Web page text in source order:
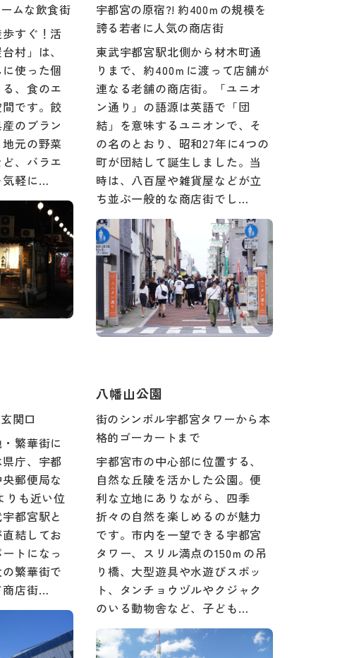
ムな飲食街
すぐ！活
村」は、
使った個
、食のエ
です。餃
のブラン
元の野菜
、バラエ
気軽に…
宇都宮の原宿?! 約400ｍの規模を
誇る若者に人気の商店街
東武宇都宮駅北側から材木町通
りまで、約400ｍに渡って店舗が
連なる老舗の商店街。「ユニオ
ン通り」の語源は英語で「団
結」を意味するユニオンで、そ
の名のとおり、昭和27年に4つの
町が団結して誕生しました。当
時は、八百屋や雑貨屋などが立
ち並ぶ一般的な商店街でし…
関口
繁華街に
庁、宇都
郵便局な
りも近い位
都宮駅と
結してお
トになっ
繁華街で
商店街…
八幡山公園
街のシンボル宇都宮タワーから本
格的ゴーカートまで
宇都宮市の中心部に位置する、
自然な丘陵を活かした公園。便
利な立地にありながら、四季
折々の自然を楽しめるのが魅力
です。市内を一望できる宇都宮
タワー、スリル満点の150ｍの吊
り橋、大型遊具や水遊びスポッ
ト、タンチョウヅルやクジャク
のいる動物舎など、子ども…